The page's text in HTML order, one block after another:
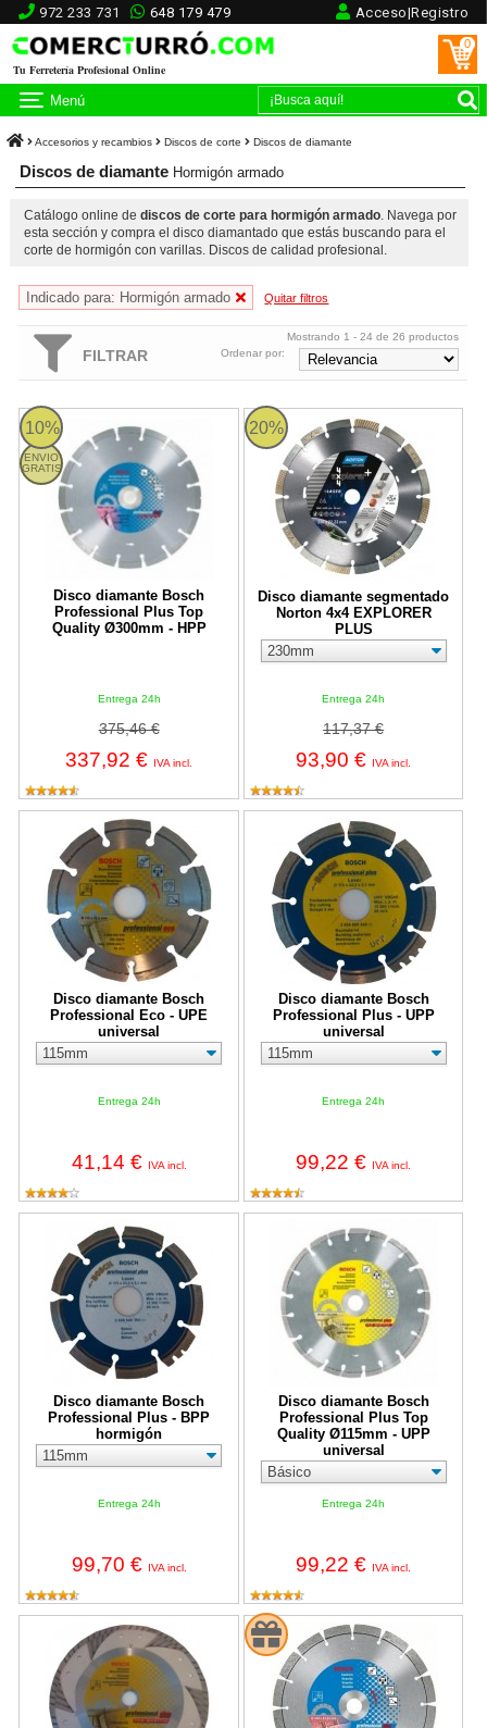
972 233 731 648 179 479 Acceso|Registro
Tu Ferretería Profesional Online
0
Menú
Accesorios y recambios Discos de corte Discos de diamante
Discos de diamante Hormigón armado
Catálogo online de discos de corte para hormigón armado. Navega por
esta sección y compra el disco diamantado que estás buscando para el
corte de hormigón con varillas. Discos de calidad profesional.
Indicado para: Hormigón armado Quitar filtros
FILTRAR
Mostrando 1 - 24 de 26 productos
Ordenar por:
10%
ENVIO
GRATIS
Disco diamante Bosch
Professional Plus Top
Quality Ø300mm - HPP
Entrega 24h
375,46 €
337,92 € IVA incl.
Disco diamante Bosch Professional Plus Top Quality Ø300mm -
20%
Disco diamante segmentado
Norton 4x4 EXPLORER
PLUS
Entrega 24h
117,37 €
93,90 € IVA incl.
Disco diamante segmentado
Disco diamante Bosch
Professional Eco - UPE
universal
Entrega 24h
41,14 € IVA incl.
Disco diamante Bosch Professional Eco - UPE universal
Disco diamante Bosch
Professional Plus - UPP
universal
Entrega 24h
99,22 € IVA incl.
Disco diamante Bosch
Disco diamante Bosch
Professional Plus - BPP
hormigón
Entrega 24h
99,70 € IVA incl.
Disco diamante Bosch Professional Plus - BPP hormigón
Disco diamante Bosch
Professional Plus Top
Quality Ø115mm - UPP
universal
Entrega 24h
99,22 € IVA incl.
Disco diamante Bosch
Disco diamante Bosch Professional Plus Top Quality Ø230mm -
Disco diamante Bosch